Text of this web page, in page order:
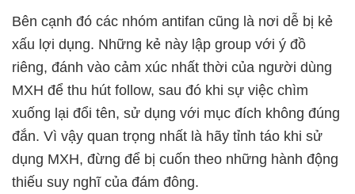
Bên cạnh đó các nhóm antifan cũng là nơi dễ bị kẻ
xấu lợi dụng. Những kẻ này lập group với ý đồ
riêng, đánh vào cảm xúc nhất thời của người dùng
MXH để thu hút follow, sau đó khi sự việc chìm
xuống lại đổi tên, sử dụng với mục đích không đúng
đắn. Vì vậy quan trọng nhất là hãy tỉnh táo khi sử
dụng MXH, đừng để bị cuốn theo những hành động
thiếu suy nghĩ của đám đông.